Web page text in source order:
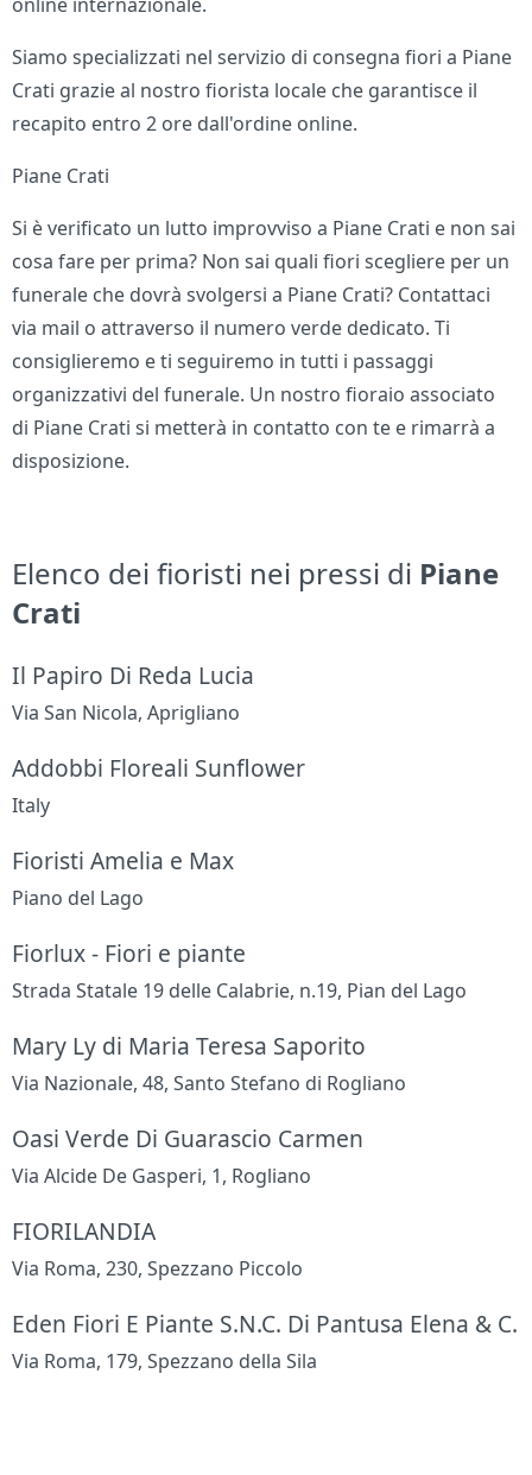
Siamo specializzati nel servizio di consegna fiori a Piane
Crati grazie al nostro fiorista locale che garantisce il
recapito entro 2 ore dall'ordine online.
Piane Crati
Si è verificato un lutto improvviso a Piane Crati e non sai
cosa fare per prima? Non sai quali fiori scegliere per un
funerale che dovrà svolgersi a Piane Crati? Contattaci
via mail o attraverso il numero verde dedicato. Ti
consiglieremo e ti seguiremo in tutti i passaggi
organizzativi del funerale. Un nostro fioraio associato
di Piane Crati si metterà in contatto con te e rimarrà a
disposizione.
Elenco dei fioristi nei pressi di Piane
Crati
Il Papiro Di Reda Lucia
Via San Nicola, Aprigliano
Addobbi Floreali Sunflower
Italy
Fioristi Amelia e Max
Piano del Lago
Fiorlux - Fiori e piante
Strada Statale 19 delle Calabrie, n.19, Pian del Lago
Mary Ly di Maria Teresa Saporito
Via Nazionale, 48, Santo Stefano di Rogliano
Oasi Verde Di Guarascio Carmen
Via Alcide De Gasperi, 1, Rogliano
FIORILANDIA
Via Roma, 230, Spezzano Piccolo
Eden Fiori E Piante S.N.C. Di Pantusa Elena & C.
Via Roma, 179, Spezzano della Sila